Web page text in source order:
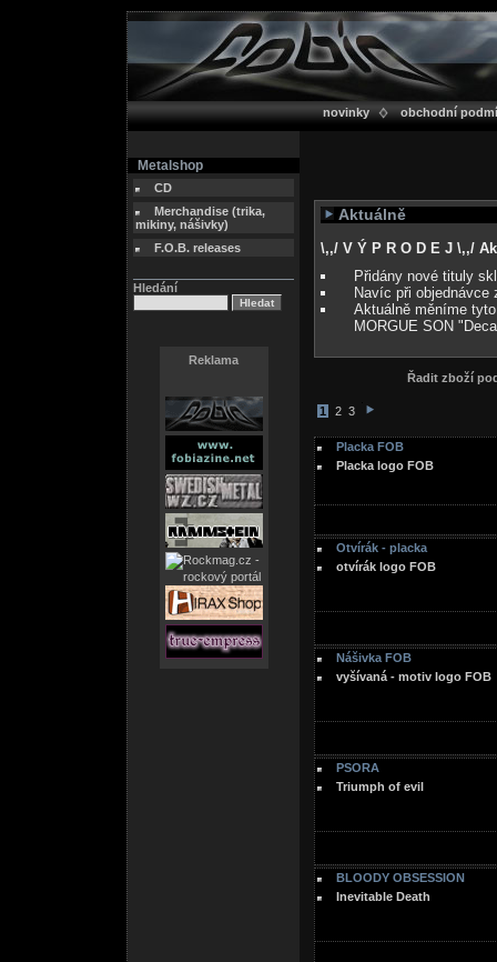
novinky obchodní
Metalshop
CD
Merchandise (trika,
mikiny, nášivky)
F.O.B. releases
Hledání
Reklama
Aktuálně
\,,/ V Ý P R O D E J \,,/
Přidány nové tituly
Navíc při
Aktuálně měníme
MORGUE SON
Řadit zboží
1 2 3
Placka FOB
Placka logo FOB
Otvírák - placka
otvírák logo FOB
Nášivka FOB
vyšívaná - motiv logo FOB
PSORA
Triumph of evil
BLOODY OBSESSION
Inevitable Death